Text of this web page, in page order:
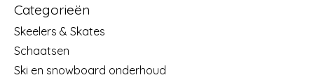
Categorieën
Skeelers & Skates
Schaatsen
Ski en snowboard onderhoud